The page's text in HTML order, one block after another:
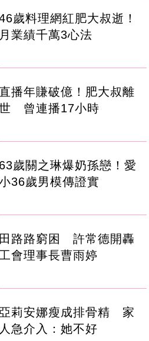
歲料理網紅肥大叔逝！
月業績千萬3心法
直播年賺破億！肥大叔離
曾連播17小時
63歲關之琳爆奶孫戀！愛
36歲男模傳證實
田路路窮困 許常德開轟
會理事長曹雨婷
莉安娜瘦成排骨精 家
人急介入：她不好